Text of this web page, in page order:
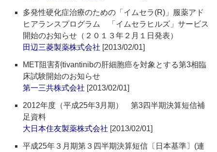
多発性硬化症治療のための「イムセラ(R)」服薬アド
ヒアランスプログラム 「イムセラヒルズ」サービス
開始のお知らせ（２０１３年２月１日発表）
田辺三菱製薬株式会社 [2013/02/01]
MET阻害剤tivantinibの肝細胞癌を対象とする第3相臨
床試験開始のお知らせ
第一三共株式会社 [2013/02/01]
2012年度（平成25年3月期） 第3四半期決算短信補
足資料
大日本住友製薬株式会社 [2013/02/01]
平成25年３月期第３四半期決算短信〔日本基準〕(連